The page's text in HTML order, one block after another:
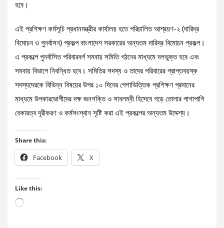
হবে।
এই প্রশিক্ষণ কর্মসূচি প্রধানমন্ত্রীর কার্যালয় হতে পরিচালিত আশ্রয়ণ-২ (দারিদ্র
বিমোচন ও পুনর্বাসন) প্রকল্প বাংলাদেশ সরকারের অন্যতম দারিদ্র বিমোচন প্রকল্প।
এ প্রকল্পে পুনর্বাসিত পরিবারবর্গ সমবায় সমিতি গঠনের মাধ্যমে দলভুক্ত হবে এবং
সমবায় বিভাগে নিবন্ধিত হবে। সমিতির সদস্য ও তাদের পরিবারের প্রাপ্তবয়স্ক
সদস্যদেরকে বিভিন্ন বিষয়ের উপর ১০ দিনের পেশাভিত্তিক প্রশিক্ষণ প্রদানের
মাধ্যমে উপকারভোগীদের দক্ষ জনশক্তি ও সাবলম্বী হিসেবে গড়ে তোলার পাশাপাশি
বেকারত্ব দূরীকরণ ও কর্মসংস্থান সৃষ্টি করা এই প্রকল্পের অন্যতম উদ্দেশ্য।
Share this:
Facebook X
Like this:
Loading…